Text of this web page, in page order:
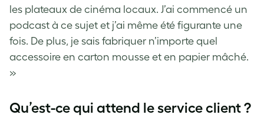
les plateaux de cinéma locaux. J’ai commencé un
podcast à ce sujet et j’ai même été figurante une
fois. De plus, je sais fabriquer n’importe quel
accessoire en carton mousse et en papier mâché.
»
Qu’est-ce qui attend le service client ?